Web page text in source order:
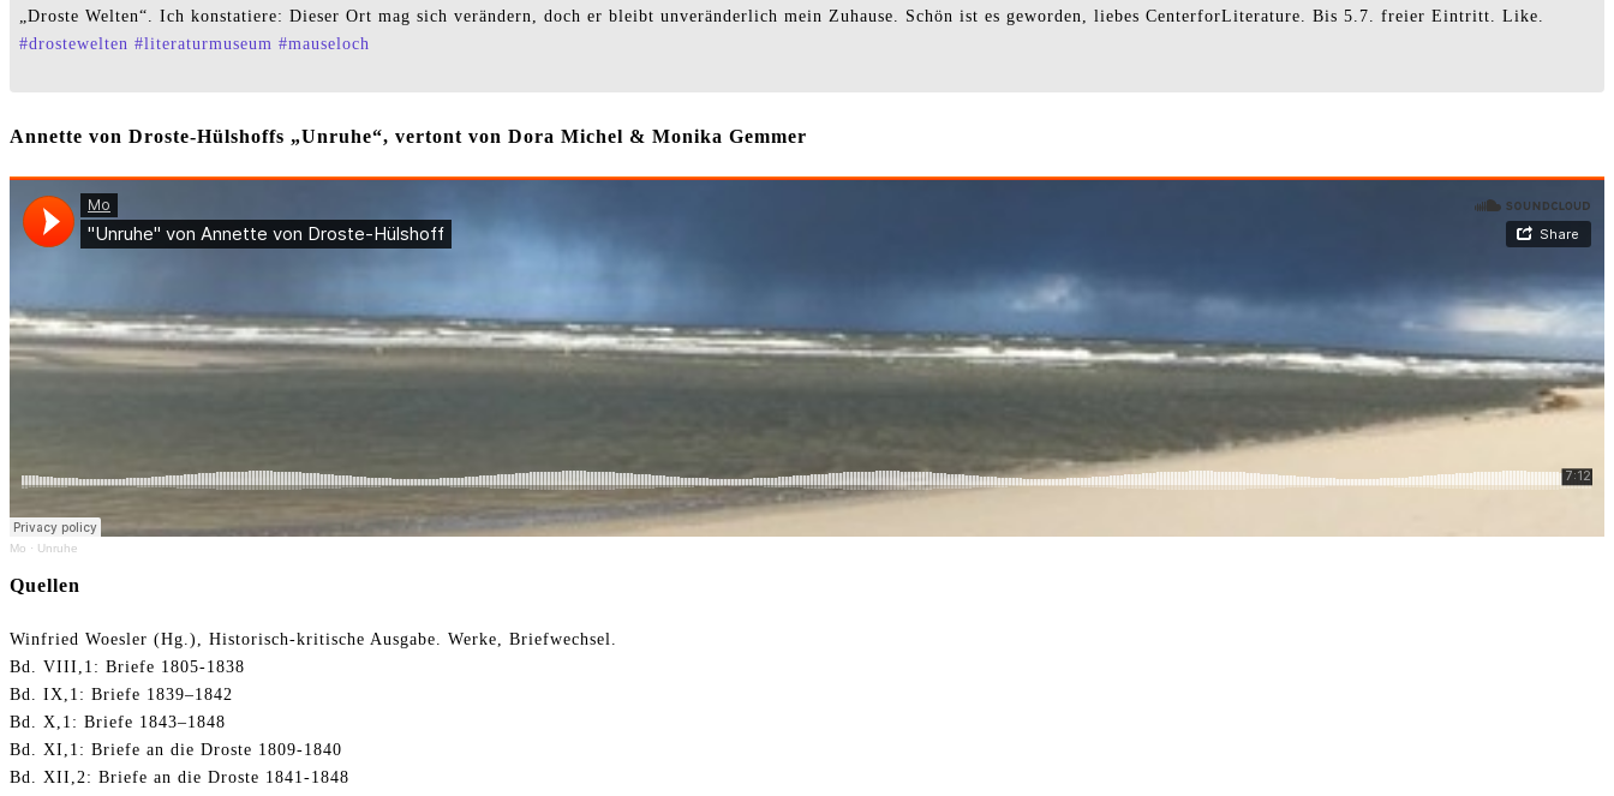
„Droste Welten“. Ich konstatiere: Dieser Ort mag sich verändern, doch er bleibt unveränderlich mein Zuhause. Schön ist es geworden, liebes CenterforLiterature. Bis 5.7. freier Eintritt. Like.
#drostewelten #literaturmuseum #mauseloch
Annette von Droste-Hülshoffs „Unruhe“, vertont von Dora Michel & Monika Gemmer
Mo · Unruhe
Quellen
Winfried Woesler (Hg.), Historisch-kritische Ausgabe. Werke, Briefwechsel.
Bd. VIII,1: Briefe 1805-1838
Bd. IX,1: Briefe 1839–1842
Bd. X,1: Briefe 1843–1848
Bd. XI,1: Briefe an die Droste 1809-1840
Bd. XII,2: Briefe an die Droste 1841-1848